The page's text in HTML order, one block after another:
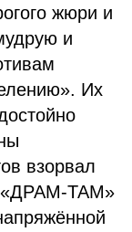
жюри и
и
Их
взорвал
«ДРАМ-ТАМ»